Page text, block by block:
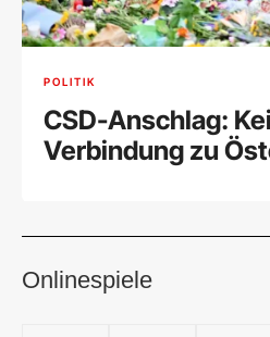
POLITIK
CSD-Anschlag:
Verbindung zu
Onlinespiele